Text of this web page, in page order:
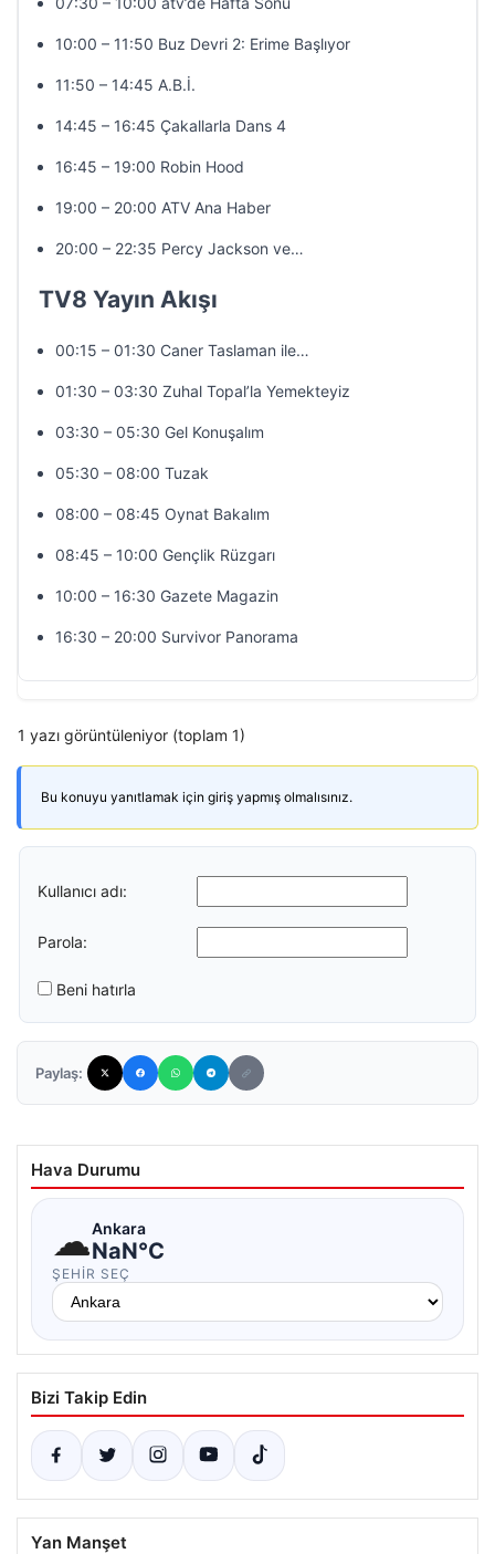
10:00 – 11:50 Buz Devri 2: Erime Başlıyor
11:50 – 14:45 A.B.İ.
14:45 – 16:45 Çakallarla Dans 4
16:45 – 19:00 Robin Hood
19:00 – 20:00 ATV Ana Haber
20:00 – 22:35 Percy Jackson ve…
TV8 Yayın Akışı
00:15 – 01:30 Caner Taslaman ile…
01:30 – 03:30 Zuhal Topal’la Yemekteyiz
03:30 – 05:30 Gel Konuşalım
05:30 – 08:00 Tuzak
08:00 – 08:45 Oynat Bakalım
08:45 – 10:00 Gençlik Rüzgarı
10:00 – 16:30 Gazete Magazin
16:30 – 20:00 Survivor Panorama
1 yazı görüntüleniyor (toplam 1)
Bu konuyu yanıtlamak için giriş yapmış olmalısınız.
Kullanıcı adı:
Parola:
Beni hatırla
Paylaş:
Hava Durumu
☁Ankara
NaN°C
ŞEHIR SEÇ
Bizi Takip Edin
Yan Manşet